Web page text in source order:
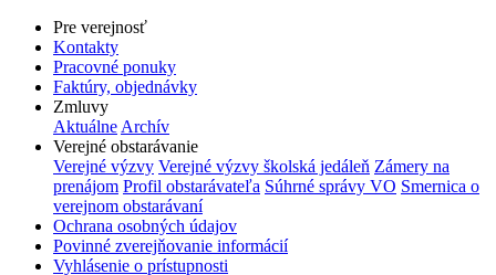
Pre verejnosť
Kontakty
Pracovné ponuky
Faktúry, objednávky
Zmluvy
Aktuálne Archív
Verejné obstarávanie
Verejné výzvy Verejné výzvy školská jedáleň Zámery na
prenájom Profil obstarávateľa Súhrné správy VO Smernica o
verejnom obstarávaní
Ochrana osobných údajov
Povinné zverejňovanie informácií
Vyhlásenie o prístupnosti